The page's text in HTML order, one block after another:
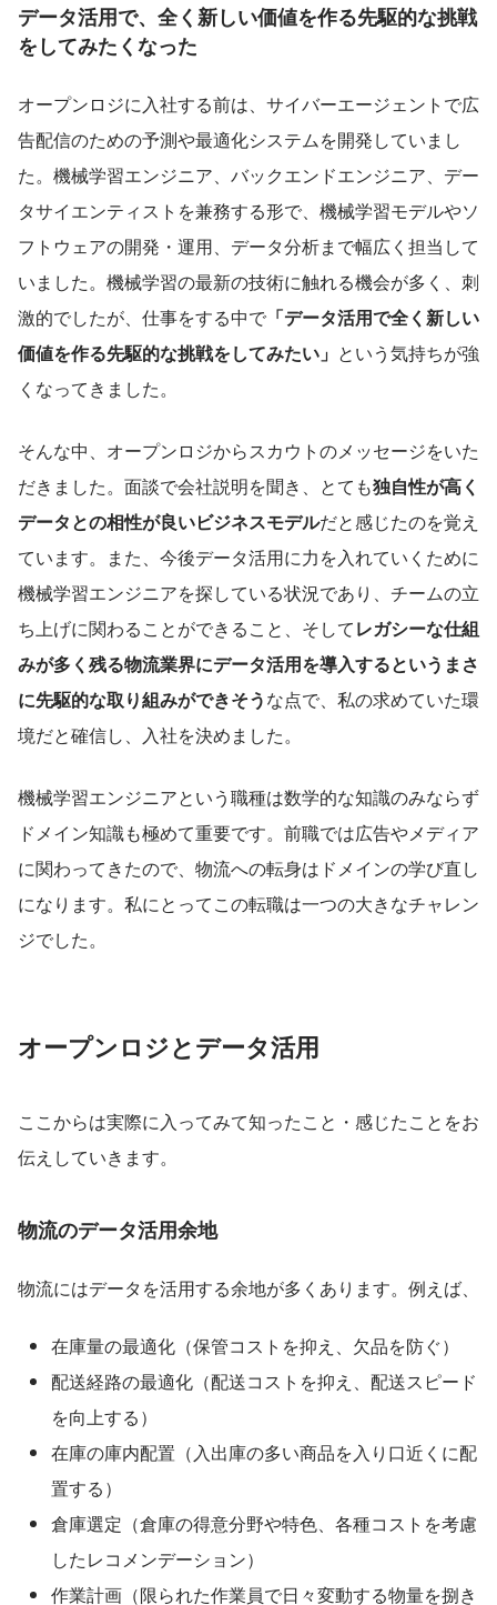
データ活用で、全く新しい価値を作る先駆的な挑戦
をしてみたくなった
オープンロジに入社する前は、サイバーエージェントで広
告配信のための予測や最適化システムを開発していまし
た。機械学習エンジニア、バックエンドエンジニア、デー
タサイエンティストを兼務する形で、機械学習モデルやソ
フトウェアの開発・運用、データ分析まで幅広く担当して
いました。機械学習の最新の技術に触れる機会が多く、刺
激的でしたが、仕事をする中で 「データ活用で全く新しい
価値を作る先駆的な挑戦をしてみたい」 という気持ちが強
くなってきました。
そんな中、オープンロジからスカウトのメッセージをいた
だきました。面談で会社説明を聞き、とても独自性が高く
データとの相性が良いビジネスモデルだと感じたのを覚え
ています。また、今後データ活用に力を入れていくために
機械学習エンジニアを探している状況であり、チームの立
ち上げに関わることができること、そしてレガシーな仕組
みが多く残る物流業界にデータ活用を導入するというまさ
に先駆的な取り組みができそうな点で、私の求めていた環
境だと確信し、入社を決めました。
機械学習エンジニアという職種は数学的な知識のみならず
ドメイン知識も極めて重要です。前職では広告やメディア
に関わってきたので、物流への転身はドメインの学び直し
になります。私にとってこの転職は一つの大きなチャレン
ジでした。
オープンロジとデータ活用
ここからは実際に入ってみて知ったこと・感じたことをお
伝えしていきます。
物流のデータ活用余地
物流にはデータを活用する余地が多くあります。例えば、
在庫量の最適化（保管コストを抑え、欠品を防ぐ）
配送経路の最適化（配送コストを抑え、配送スピード
を向上する）
在庫の庫内配置（入出庫の多い商品を入り口近くに配
置する）
倉庫選定（倉庫の得意分野や特色、各種コストを考慮
したレコメンデーション）
作業計画（限られた作業員で日々変動する物量を捌き